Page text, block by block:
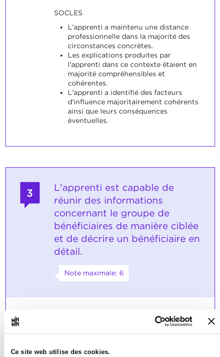
Ce site web utilise des cookies.
SOCLES
L'apprenti a maintenu une distance
professionnelle dans la majorité des
circonstances concrètes.
Les explications produites par
l'apprenti dans ce contexte étaient en
majorité compréhensibles et
cohérentes.
L'apprenti a identifié des facteurs
d'influence majoritairement cohérents
ainsi que leurs conséquences
éventuelles.
3
L'apprenti est capable de
réunir des informations
concernant le groupe de
bénéficiaires de manière ciblée
et de décrire un bénéficiaire en
détail.
Note maximale: 6
d'apprentissage.